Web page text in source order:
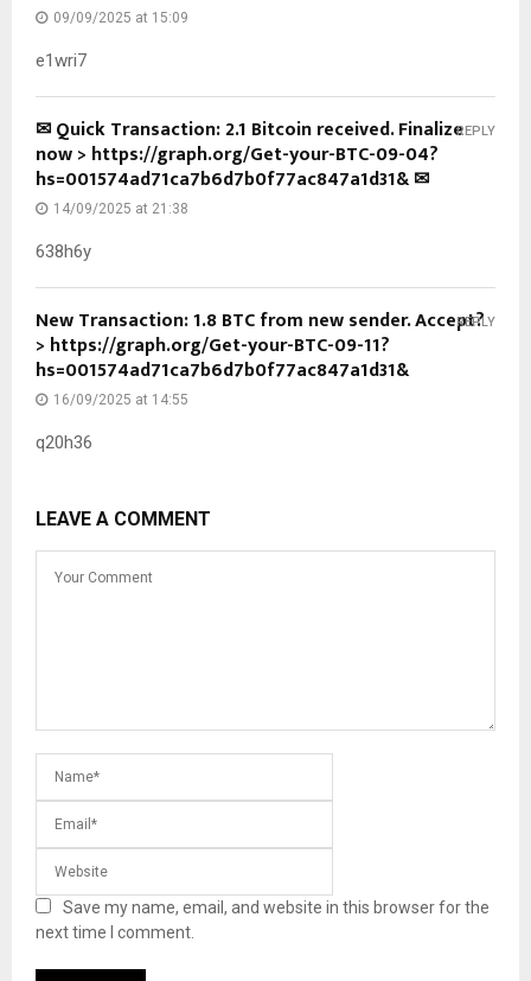
09/09/2025 at 15:09
e1wri7
✉ Quick Transaction: 2.1 Bitcoin received. Finalize
now > https://graph.org/Get-your-BTC-09-04?
hs=001574ad71ca7b6d7b0f77ac847a1d31& ✉
14/09/2025 at 21:38
638h6y
REPLY
New Transaction: 1.8 BTC from new sender. Accept?
> https://graph.org/Get-your-BTC-09-11?
hs=001574ad71ca7b6d7b0f77ac847a1d31&
16/09/2025 at 14:55
q20h36
REPLY
LEAVE A COMMENT
Save my name, email, and website in this browser for the
next time I comment.